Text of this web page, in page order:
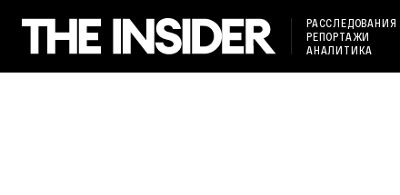
РАССЛЕДОВАНИЯ
РЕПОРТАЖИ
АНАЛИТИКА